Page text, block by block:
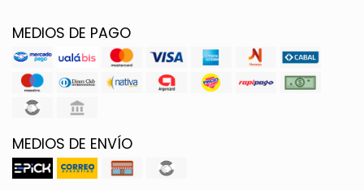
MEDIOS DE PAGO
MEDIOS DE ENVÍO